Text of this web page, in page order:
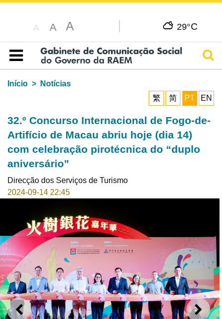
A A A 29°C
Índice
Início
Notícias
繁
简 PT EN
32.º Concurso Internacional de Fogo-de-
Artifício de Macau abriu hoje (dia 14)
com celebração pirotécnica do “duplo
aniversário”
Direcção dos Serviços de Turismo
2024-09-14 22:45
ANTERIOR